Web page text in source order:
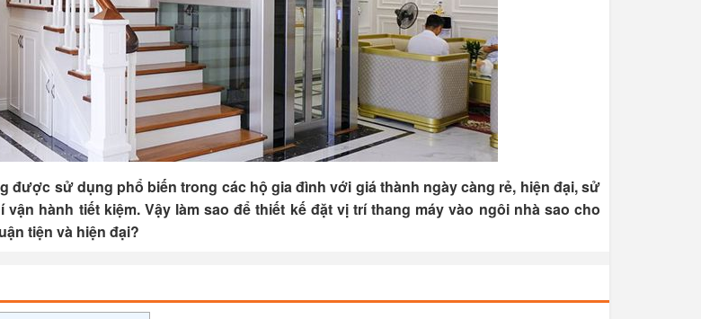
được sử dụng phổ biến trong các hộ gia đình với giá thành ngày càng rẻ, hiện đại, sử
vận hành tiết kiệm. Vậy làm sao để thiết kế đặt vị trí thang máy vào ngôi nhà sao cho
tiện và hiện đại?